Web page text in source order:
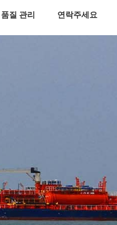
품질 관리 연락주세요